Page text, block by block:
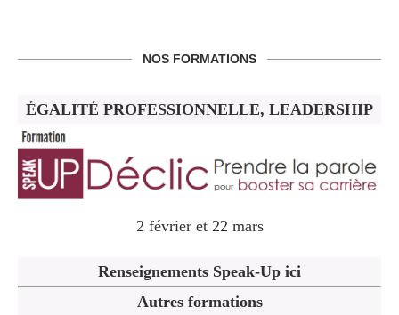
NOS FORMATIONS
ÉGALITÉ PROFESSIONNELLE, LEADERSHIP
2 février et 22 mars
Renseignements Speak-Up ici
Autres formations